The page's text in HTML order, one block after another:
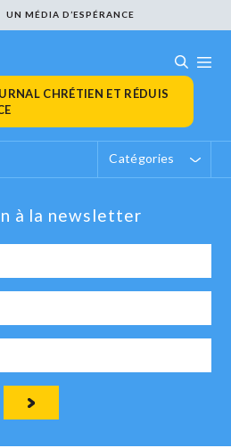
UN MÉDIA D’ESPÉRANCE
CHRÉTIEN ET RÉDUIS
Catégories
à la newsletter